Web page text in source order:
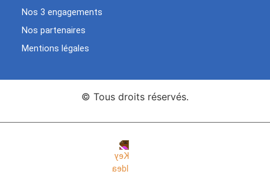
Nos 3 engagements
Nos partenaires
Mentions légales
© Tous droits réservés.